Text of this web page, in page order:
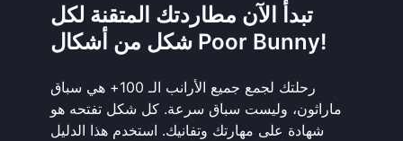
تبدأ الآن مطاردتك المتقنة لكل
شكل من أشكال Poor Bunny!
رحلتك لجمع جميع الأرانب الـ 100+ هي سباق
ماراثون، وليست سباق سرعة. كل شكل تفتحه هو
شهادة على مهارتك وتفانيك. استخدم هذا الدليل